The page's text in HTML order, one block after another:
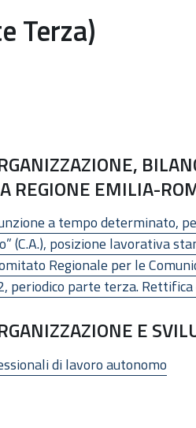
Terza)
REGIONE EMILIA-
a tempo determinato,
(C.A.), posizione lavorativa
Regionale per le
periodico parte terza.
E
di lavoro autonomo